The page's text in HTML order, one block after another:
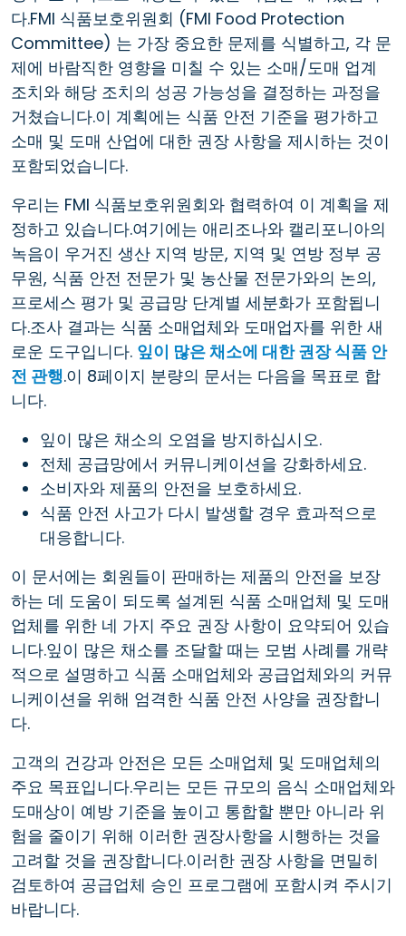
다.FMI 식품보호위원회 (FMI Food Protection
Committee) 는 가장 중요한 문제를 식별하고, 각 문
제에 바람직한 영향을 미칠 수 있는 소매/도매 업계
조치와 해당 조치의 성공 가능성을 결정하는 과정을
거쳤습니다.이 계획에는 식품 안전 기준을 평가하고
소매 및 도매 산업에 대한 권장 사항을 제시하는 것이
포함되었습니다.
우리는 FMI 식품보호위원회와 협력하여 이 계획을 제
정하고 있습니다.여기에는 애리조나와 캘리포니아의
녹음이 우거진 생산 지역 방문, 지역 및 연방 정부 공
무원, 식품 안전 전문가 및 농산물 전문가와의 논의,
프로세스 평가 및 공급망 단계별 세분화가 포함됩니
다.조사 결과는 식품 소매업체와 도매업자를 위한 새
로운 도구입니다. 잎이 많은 채소에 대한 권장 식품 안
전 관행.이 8페이지 분량의 문서는 다음을 목표로 합
니다.
잎이 많은 채소의 오염을 방지하십시오.
전체 공급망에서 커뮤니케이션을 강화하세요.
소비자와 제품의 안전을 보호하세요.
식품 안전 사고가 다시 발생할 경우 효과적으로
대응합니다.
이 문서에는 회원들이 판매하는 제품의 안전을 보장
하는 데 도움이 되도록 설계된 식품 소매업체 및 도매
업체를 위한 네 가지 주요 권장 사항이 요약되어 있습
니다.잎이 많은 채소를 조달할 때는 모범 사례를 개략
적으로 설명하고 식품 소매업체와 공급업체와의 커뮤
니케이션을 위해 엄격한 식품 안전 사양을 권장합니
다.
고객의 건강과 안전은 모든 소매업체 및 도매업체의
주요 목표입니다.우리는 모든 규모의 음식 소매업체와
도매상이 예방 기준을 높이고 통합할 뿐만 아니라 위
험을 줄이기 위해 이러한 권장사항을 시행하는 것을
고려할 것을 권장합니다.이러한 권장 사항을 면밀히
검토하여 공급업체 승인 프로그램에 포함시켜 주시기
바랍니다.